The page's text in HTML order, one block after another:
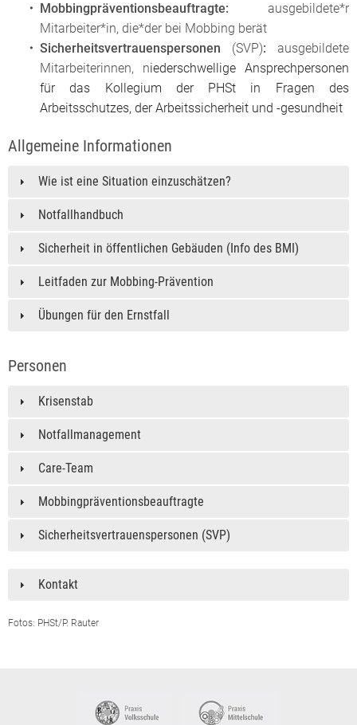
Mobbingpräventionsbeauftragte: ausgebildete*r
Mitarbeiter*in, die*der bei Mobbing berät
Sicherheitsvertrauenspersonen (SVP): ausgebildete
Mitarbeiterinnen, niederschwellige Ansprechpersonen
für das Kollegium der PHSt in Fragen des
Arbeitsschutzes, der Arbeitssicherheit und -gesundheit
Allgemeine Informationen
Wie ist eine Situation einzuschätzen?
Notfallhandbuch
Sicherheit in öffentlichen Gebäuden (Info des BMI)
Leitfaden zur Mobbing-Prävention
Übungen für den Ernstfall
Personen
Krisenstab
Notfallmanagement
Care-Team
Mobbingpräventionsbeauftragte
Sicherheitsvertrauenspersonen (SVP)
Kontakt
Fotos: PHSt/P. Rauter